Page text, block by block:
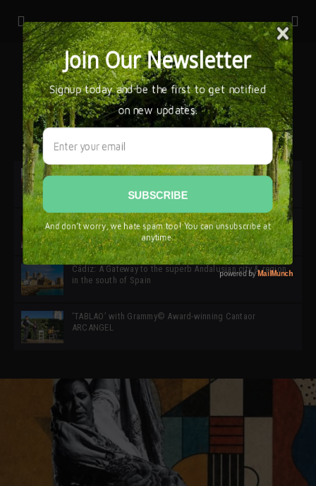
32ª edición de Ciutat Flamenco 2026 * 16 – 25 Octubre,
SIMOF 30 Edition 2025 * ‘We are all SIMOF’
Cádiz: A Gateway to the superb Andalusian city & region
in the south of Spain
‘TABLAO’ with Grammy© Award-winning Cantaor
ARCANGEL